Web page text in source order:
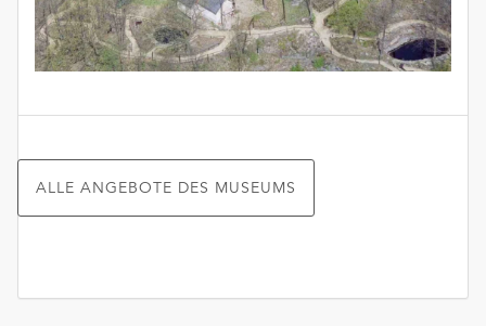
ALLE ANGEBOTE DES MUSEUMS